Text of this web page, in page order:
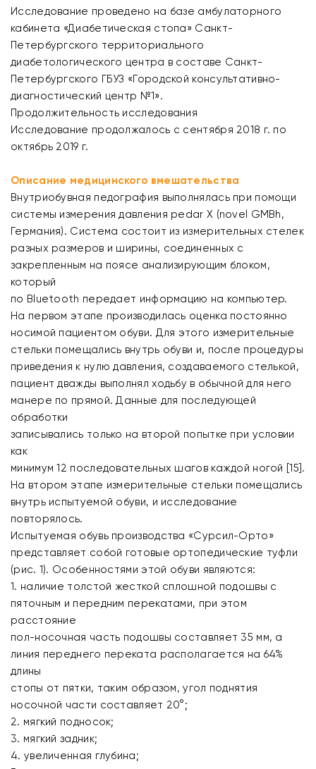
Исследование проведено на базе амбулаторного
кабинета «Диабетическая стопа» Санкт-
Петербургского территориального
диабетологического центра в составе Санкт-
Петербургского ГБУЗ «Городской консультативно-
диагностический центр №1».
Продолжительность исследования
Исследование продолжалось с сентября 2018 г. по
октябрь 2019 г.
Описание медицинского вмешательства
Внутриобувная педография выполнялась при помощи
системы измерения давления pedar Х (novel GMBh,
Германия). Система состоит из измерительных стелек
разных размеров и ширины, соединенных с
закрепленным на поясе анализирующим блоком,
который
по Bluetooth передает информацию на компьютер.
На первом этапе производилась оценка постоянно
носимой пациентом обуви. Для этого измерительные
стельки помещались внутрь обуви и, после процедуры
приведения к нулю давления, создаваемого стелькой,
пациент дважды выполнял ходьбу в обычной для него
манере по прямой. Данные для последующей
обработки
записывались только на второй попытке при условии
как
минимум 12 последовательных шагов каждой ногой [15].
На втором этапе измерительные стельки помещались
внутрь испытуемой обуви, и исследование
повторялось.
Испытуемая обувь производства «Сурсил-Орто»
представляет собой готовые ортопедические туфли
(рис. 1). Особенностями этой обуви являются:
1. наличие толстой жесткой сплошной подошвы с
пяточным и передним перекатами, при этом
расстояние
пол-носочная часть подошвы составляет 35 мм, а
линия переднего переката располагается на 64%
длины
стопы от пятки, таким образом, угол поднятия
носочной части составляет 20°;
2. мягкий подносок;
3. мягкий задник;
4. увеличенная глубина;